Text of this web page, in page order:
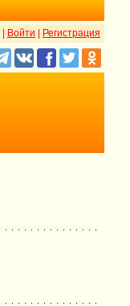
Войти Регистрация